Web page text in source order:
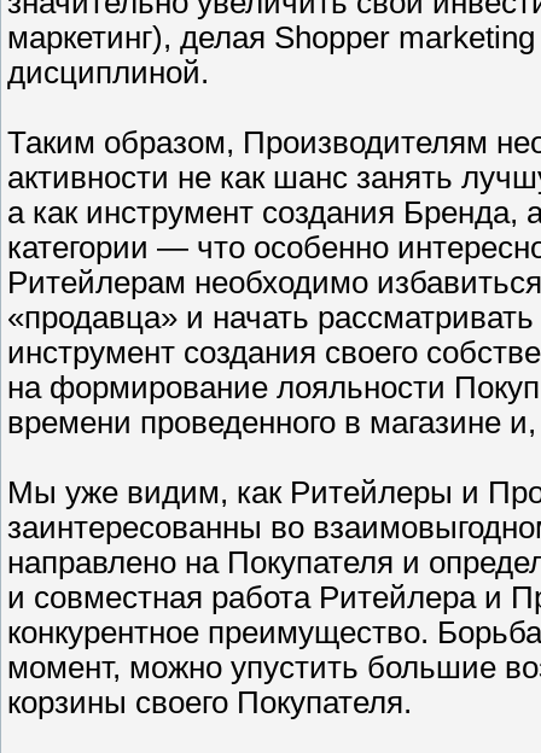
маркетинг), делая Shopper
дисциплиной.
Таким образом, Производителям
активности не как шанс занять
а как инструмент создания Бренда,
категории — что особенно
Ритейлерам необходимо
«продавца» и начать
инструмент создания своего
на формирование лояльности
времени проведенного в магазине
Мы уже видим, как Ритейлеры и
заинтересованны во
направлено на Покупателя и
и совместная работа Ритейлера и
конкурентное преимущество.
момент, можно упустить большие
корзины своего Покупателя.